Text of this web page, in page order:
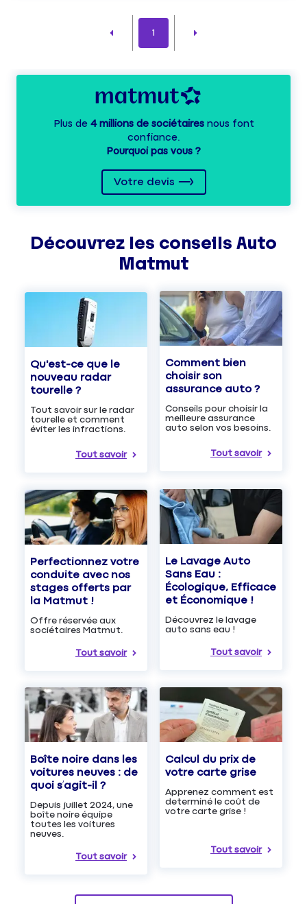
1
Plus de 4 millions de sociétairesnous font
confiance.
Pourquoi pas vous ?
Votre devis
Découvrez les conseils Auto
Matmut
Qu'est-ce que le
nouveau radar
tourelle ?
Tout savoir sur le radar
tourelle et comment
éviter les infractions.
Tout savoir
Comment bien
choisir son
assurance auto ?
Conseils pour choisir la
meilleure assurance
auto selon vos besoins.
Tout savoir
Perfectionnez votre
conduite avec nos
stages offerts par
la Matmut !
Offre réservée aux
sociétaires Matmut.
Tout savoir
Le Lavage Auto
Sans Eau :
Écologique, Efficace
et Économique !
Découvrez le lavage
auto sans eau !
Tout savoir
Boîte noire dans les
voitures neuves : de
quoi s’agit-il ?
Depuis juillet 2024, une
boîte noire équipe
toutes les voitures
neuves.
Tout savoir
Calcul du prix de
votre carte grise
Apprenez comment est
determiné le coût de
votre carte grise !
Tout savoir